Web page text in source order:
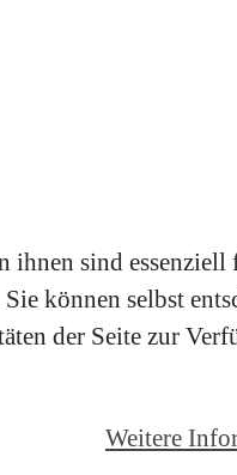
sind
können selbst
der Seite zur
Weitere